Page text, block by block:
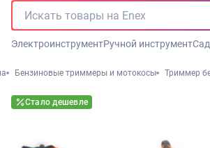
ЭлектроинструментРучной инструмент
Бензиновые триммеры и мотокосы Триммер
Стало дешевле